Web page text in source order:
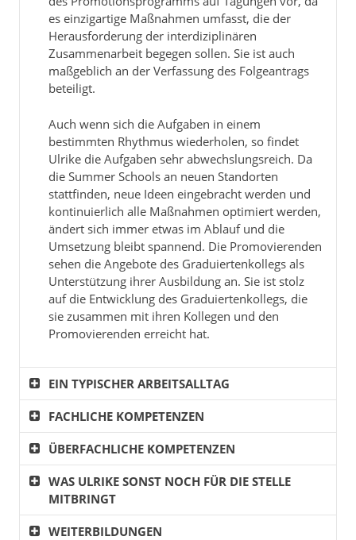
es einzigartige Maßnahmen umfasst, die der
Herausforderung der interdiziplinären
Zusammenarbeit begegen sollen. Sie ist auch
maßgeblich an der Verfassung des Folgeantrags
beteiligt.
Auch wenn sich die Aufgaben in einem
bestimmten Rhythmus wiederholen, so findet
Ulrike die Aufgaben sehr abwechslungsreich. Da
die Summer Schools an neuen Standorten
stattfinden, neue Ideen eingebracht werden und
kontinuierlich alle Maßnahmen optimiert werden,
ändert sich immer etwas im Ablauf und die
Umsetzung bleibt spannend. Die Promovierenden
sehen die Angebote des Graduiertenkollegs als
Unterstützung ihrer Ausbildung an. Sie ist stolz
auf die Entwicklung des Graduiertenkollegs, die
sie zusammen mit ihren Kollegen und den
Promovierenden erreicht hat.
EIN TYPISCHER ARBEITSALLTAG
FACHLICHE KOMPETENZEN
ÜBERFACHLICHE KOMPETENZEN
WAS ULRIKE SONST NOCH FÜR DIE STELLE
MITBRINGT
WEITERBILDUNGEN